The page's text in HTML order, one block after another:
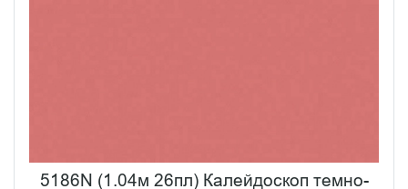
5186N (1.04м 26пл) Калейдоскоп темно-